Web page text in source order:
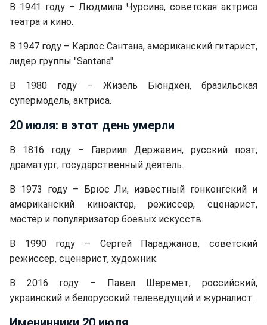
В 1941 году – Людмила Чурсина, советская актриса
театра и кино.
В 1947 году – Карлос Сантана, американский гитарист,
лидер группы "Santana".
В 1980 году – Жизель Бюндхен, бразильская
супермодель, актриса.
20 июля: в этот день умерли
В 1816 году – Гавриил Державин, русский поэт,
драматург, государственный деятель.
В 1973 году – Брюс Ли, известный гонконгский и
американский киноактер, режиссер, сценарист,
мастер и популяризатор боевых искусств.
В 1990 году – Сергей Параджанов, советский
режиссер, сценарист, художник.
В 2016 году – Павел Шеремет, российский,
украинский и белорусский телеведущий и журналист.